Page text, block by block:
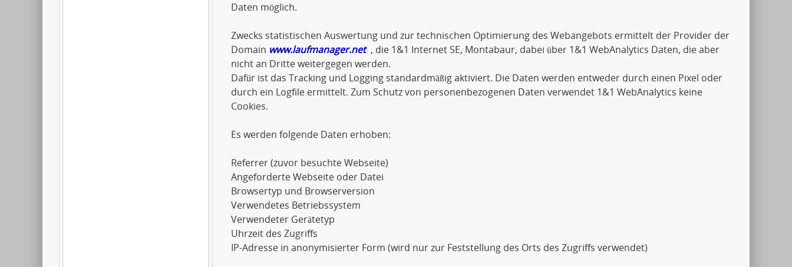
Daten möglich.
Zwecks statistischen Auswertung und zur technischen Optimierung des Webangebots ermittelt der Provider der
Domain www.laufmanager.net, die 1&1 Internet SE, Montabaur, dabei über 1&1 WebAnalytics Daten, die aber
nicht an Dritte weitergegen werden.
Dafür ist das Tracking und Logging standardmäßig aktiviert. Die Daten werden entweder durch einen Pixel oder
durch ein Logfile ermittelt. Zum Schutz von personenbezogenen Daten verwendet 1&1 WebAnalytics keine
Cookies.
Es werden folgende Daten erhoben:
Referrer (zuvor besuchte Webseite)
Angeforderte Webseite oder Datei
Browsertyp und Browserversion
Verwendetes Betriebssystem
Verwendeter Gerätetyp
Uhrzeit des Zugriffs
IP-Adresse in anonymisierter Form (wird nur zur Feststellung des Orts des Zugriffs verwendet)